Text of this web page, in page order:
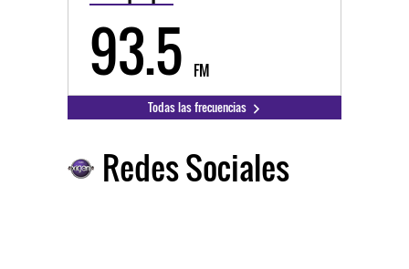
93.5 FM
Todas las frecuencias
Redes Sociales